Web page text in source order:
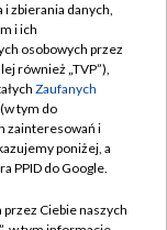
zbierania danych,
i ich
osobowych przez
również „TVP”),
Zaufanych
tym do
zainteresowań i
poniżej, a
PPID do Google.
Ciebie naszych